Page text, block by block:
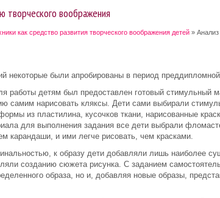
творческого воображения
как средство развития творческого воображения детей» Анализ
некоторые были апробированы в период преддипломной
работы детям был предоставлен готовый стимульный
самим нарисовать кляксы. Дети сами выбирали
из пластилина, кусочков ткани, нарисованные
для выполнения задания все дети выбрали
карандаши, и ими легче рисовать, чем красками.
к образу дети добавляли лишь наиболее
созданию сюжета рисунка. С заданием
образа, но и, добавляя новые образы,